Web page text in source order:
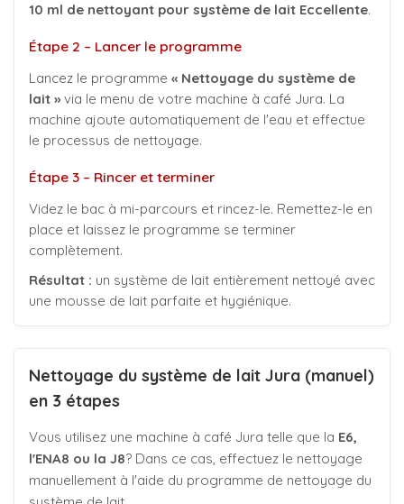
10 ml de nettoyant pour système de lait Eccellente.
Étape 2 – Lancer le programme
Lancez le programme « Nettoyage du système de
lait » via le menu de votre machine à café Jura. La
machine ajoute automatiquement de l'eau et effectue
le processus de nettoyage.
Étape 3 – Rincer et terminer
Videz le bac à mi-parcours et rincez-le. Remettez-le en
place et laissez le programme se terminer
complètement.
Résultat : un système de lait entièrement nettoyé avec
une mousse de lait parfaite et hygiénique.
Nettoyage du système de lait Jura (manuel)
en 3 étapes
Vous utilisez une machine à café Jura telle que la E6,
l'ENA8 ou la J8? Dans ce cas, effectuez le nettoyage
manuellement à l'aide du programme de nettoyage du